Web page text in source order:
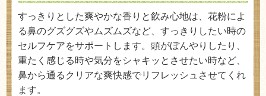
すっきりとした爽やかな香りと飲み心地は、花粉によ
る鼻のグズグズやムズムズなど、すっきりしたい時の
セルフケアをサポートします。頭がぼんやりしたり、
重たく感じる時や気分をシャキッとさせたい時など、
鼻から通るクリアな爽快感でリフレッシュさせてくれ
ます。